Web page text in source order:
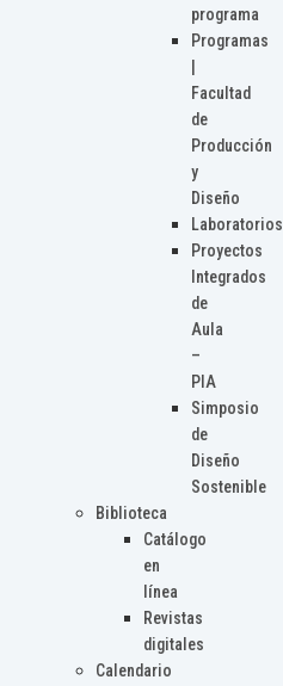
programa
Programas
Facultad
de
Producción
y
Diseño
Laboratorios
Proyectos
Integrados
de
Aula
–
PIA
Simposio
de
Diseño
Sostenible
Biblioteca
Catálogo
en
línea
Revistas
digitales
Calendario